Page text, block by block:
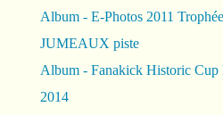
Album - E-Photos 2011
JUMEAUX piste
Album - Fanakick Historic Cup
2014